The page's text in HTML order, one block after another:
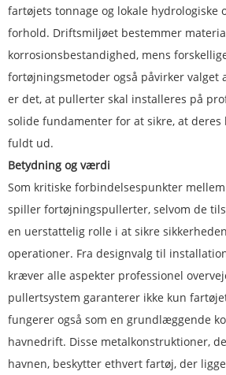
fartøjets tonnage og lokale hydrologiske
forhold. Driftsmiljøet bestemmer
korrosionsbestandighed, mens
fortøjningsmetoder også påvirker valget
er det, at pullerter skal installeres på
solide fundamenter for at sikre, at
fuldt ud.
Betydning og værdi
Som kritiske forbindelsespunkter
spiller fortøjningspullerter, selvom de
en uerstattelig rolle i at sikre
operationer. Fra designvalg til
kræver alle aspekter professionel
pullertsystem garanterer ikke kun
fungerer også som en grundlæggende
havnedrift. Disse metalkonstruktioner,
havnen, beskytter ethvert fartøj, der